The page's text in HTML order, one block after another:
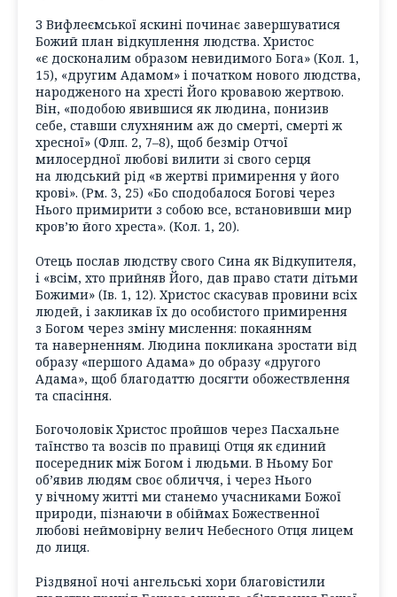
З Вифлеємської яскині починає завершуватися
Божий план відкуплення людства. Христос
«є досконалим образом невидимого Бога» (Кол. 1,
15), «другим Адамом» і початком нового людства,
народженого на хресті Його кровавою жертвою.
Він, «подобою явившися як людина, понизив
себе, ставши слухняним аж до смерті, смерті ж
хресної» (Флп. 2, 7–8), щоб безмір Отчої
милосердної любові вилити зі свого серця
на людський рід «в жертві примирення у його
крові». (Рм. 3, 25) «Бо сподобалося Богові через
Нього примирити з собою все, встановивши мир
кров’ю його хреста». (Кол. 1, 20).
Отець послав людству свого Сина як Відкупителя,
і «всім, хто прийняв Його, дав право стати дітьми
Божими» (Ів. 1, 12). Христос скасував провини всіх
людей, і закликав їх до особистого примирення
з Богом через зміну мислення: покаянням
та наверненням. Людина покликана зростати від
образу «першого Адама» до образу «другого
Адама», щоб благодаттю досягти обожествлення
та спасіння.
Богочоловік Христос пройшов через Пасхальне
таїнство та возсів по правиці Отця як єдиний
посередник між Богом і людьми. В Ньому Бог
об’явив людям своє обличчя, і через Нього
у вічному житті ми станемо учасниками Божої
природи, пізнаючи в обіймах Божественної
любові неймовірну велич Небесного Отця лицем
до лиця.
Різдвяної ночі ангельські хори благовістили